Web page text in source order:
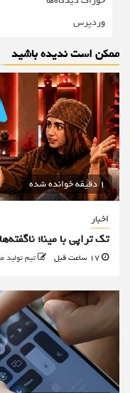
وردپرس
ممکن است ندیده باشید
1 دقیقه خوانده شده
اخبار
تک تراپی با مینا؛
تیم تولید